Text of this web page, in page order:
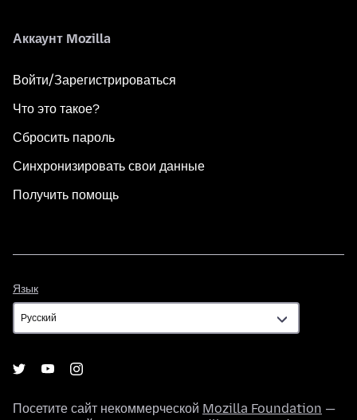
Аккаунт Mozilla
Войти/Зарегистрироваться
Что это такое?
Сбросить пароль
Синхронизировать свои данные
Получить помощь
Язык
Посетите сайт некоммерческой Mozilla Foundation —